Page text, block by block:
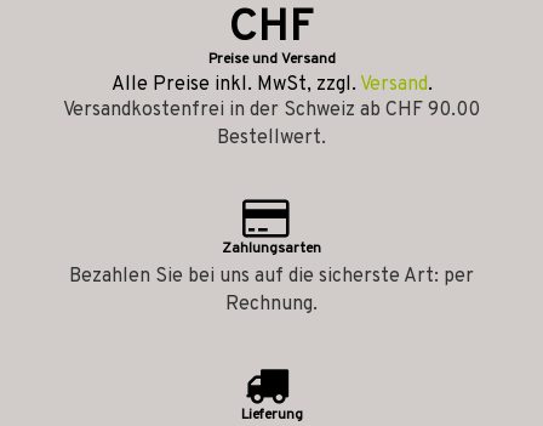
CHF
Preise und Versand
Alle Preise inkl. MwSt, zzgl. Versand.
Versandkostenfrei in der Schweiz ab CHF 90.00
Bestellwert.
Zahlungsarten
Bezahlen Sie bei uns auf die sicherste Art: per
Rechnung.
Lieferung